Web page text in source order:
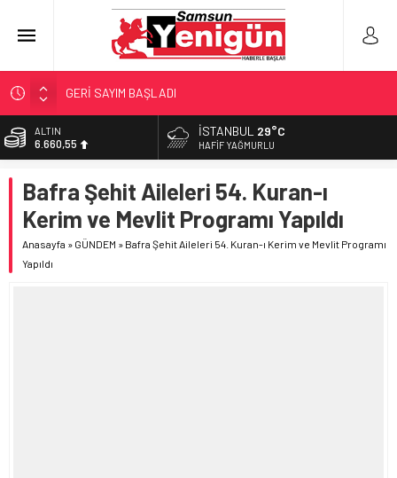
GERİ SAYIM BAŞLADI
SAMSUNSPOR’DA HEDEF 5’İNCİLİK!
‘BAFRA’YA YATIRIM YAPIN!’
YÖNETİCİ SEÇERKEN YAPILAN EN BÜYÜK HATALAR
ALTIN
6.660,55
13.779,39
DOLAR
47,7111
EURO
İSTANBUL 29°C
HAFIF YAĞMURLU
Bafra Şehit Aileleri 54. Kuran-ı
Kerim ve Mevlit Programı Yapıldı
Anasayfa » GÜNDEM » Bafra Şehit Aileleri 54. Kuran-ı Kerim ve Mevlit Programı
Yapıldı